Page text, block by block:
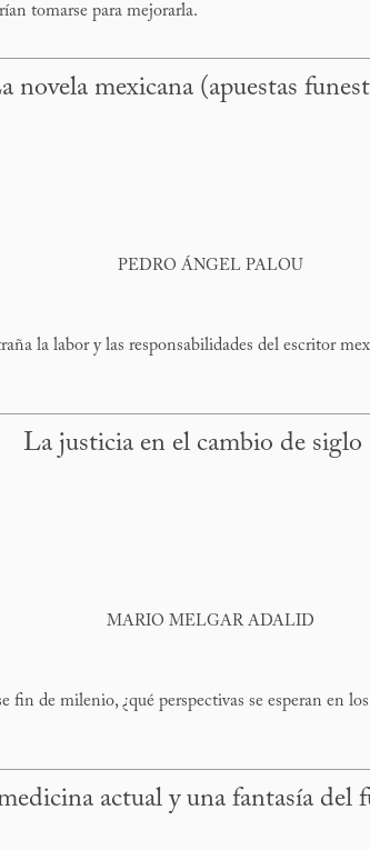
tomarse para mejorarla.
novela mexicana (apuestas
PEDRO ÁNGEL PALOU
la labor y las responsabilidades del escritor
La justicia en el cambio de siglo
MARIO MELGAR ADALID
de milenio, ¿qué perspectivas se esperan en
actual y una fantasía del